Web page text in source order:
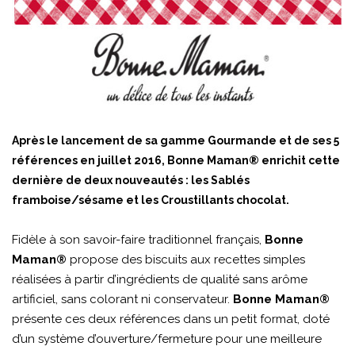
Après le lancement de sa gamme Gourmande et de ses 5
références en juillet 2016, Bonne Maman® enrichit cette
dernière de deux nouveautés : les Sablés
framboise/sésame et les Croustillants chocolat.
Fidèle à son savoir-faire traditionnel français, Bonne
Maman® propose des biscuits aux recettes simples
réalisées à partir d’ingrédients de qualité sans arôme
artificiel, sans colorant ni conservateur. Bonne Maman®
présente ces deux références dans un petit format, doté
d’un système d’ouverture/fermeture pour une meilleure